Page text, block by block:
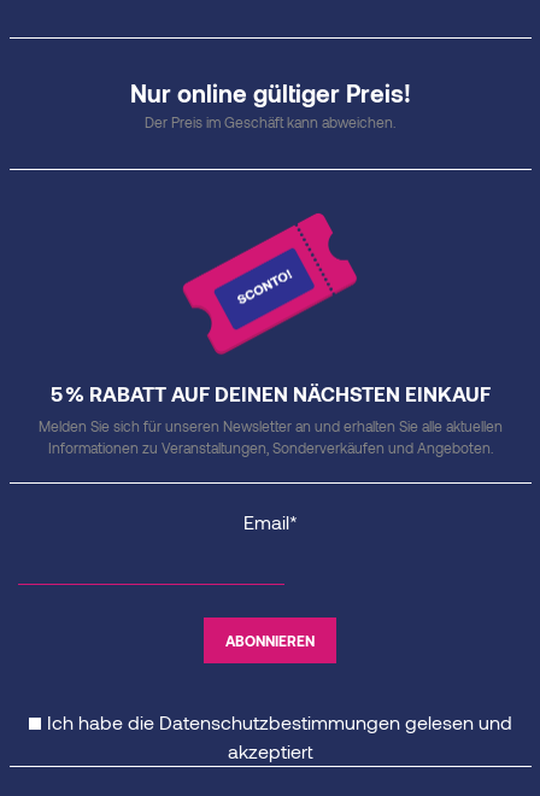
Nur online gültiger Preis!
Der Preis im Geschäft kann abweichen.
5 % RABATT AUF DEINEN NÄCHSTEN EINKAUF
Melden Sie sich für unseren Newsletter an und erhalten Sie alle aktuellen
Informationen zu Veranstaltungen, Sonderverkäufen und Angeboten.
Email*
Ich habe die Datenschutzbestimmungengelesen und
akzeptiert